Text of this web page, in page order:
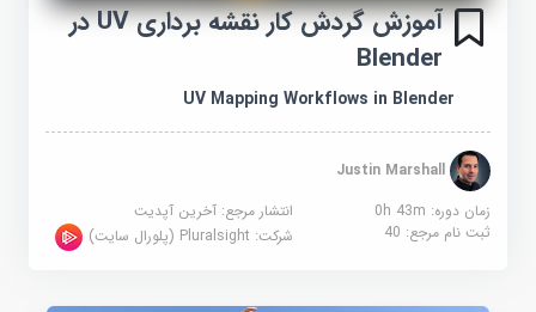
آموزش گردش کار نقشه برداری UV در
Blender
UV Mapping Workflows in Blender
Justin Marshall
زمان دوره: 0h 43m
انتشار مرجع:آخرین آپدیت
ثبت نام مرجع:40 شرکت:Pluralsight (پلورال سایت)